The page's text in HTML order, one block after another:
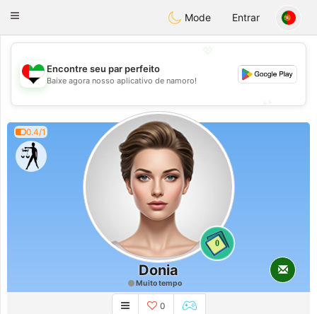
EmiratesChat
Toggle
Mode Entrar
💖
💕
Encontre seu par perfeito
Baixe agora nosso aplicativo de namoro!
0.4/1
0
Donia
Muito tempo
0